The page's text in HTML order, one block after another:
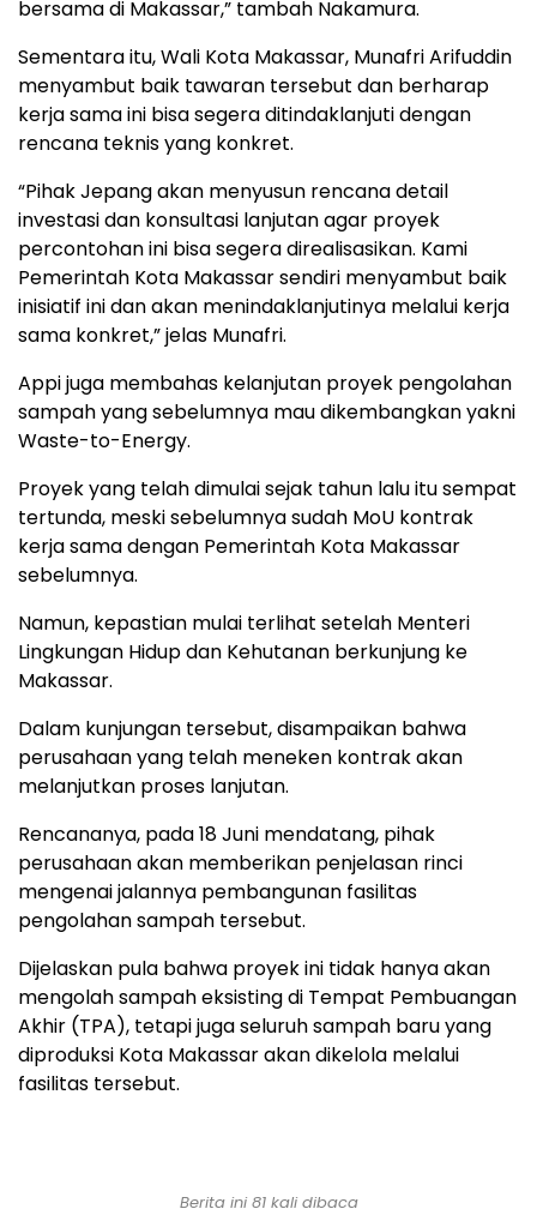
bersama di Makassar,” tambah Nakamura.
Sementara itu, Wali Kota Makassar, Munafri Arifuddin
menyambut baik tawaran tersebut dan berharap
kerja sama ini bisa segera ditindaklanjuti dengan
rencana teknis yang konkret.
“Pihak Jepang akan menyusun rencana detail
investasi dan konsultasi lanjutan agar proyek
percontohan ini bisa segera direalisasikan. Kami
Pemerintah Kota Makassar sendiri menyambut baik
inisiatif ini dan akan menindaklanjutinya melalui kerja
sama konkret,” jelas Munafri.
Appi juga membahas kelanjutan proyek pengolahan
sampah yang sebelumnya mau dikembangkan yakni
Waste-to-Energy.
Proyek yang telah dimulai sejak tahun lalu itu sempat
tertunda, meski sebelumnya sudah MoU kontrak
kerja sama dengan Pemerintah Kota Makassar
sebelumnya.
Namun, kepastian mulai terlihat setelah Menteri
Lingkungan Hidup dan Kehutanan berkunjung ke
Makassar.
Dalam kunjungan tersebut, disampaikan bahwa
perusahaan yang telah meneken kontrak akan
melanjutkan proses lanjutan.
Rencananya, pada 18 Juni mendatang, pihak
perusahaan akan memberikan penjelasan rinci
mengenai jalannya pembangunan fasilitas
pengolahan sampah tersebut.
Dijelaskan pula bahwa proyek ini tidak hanya akan
mengolah sampah eksisting di Tempat Pembuangan
Akhir (TPA), tetapi juga seluruh sampah baru yang
diproduksi Kota Makassar akan dikelola melalui
fasilitas tersebut.
Berita ini 81 kali dibaca